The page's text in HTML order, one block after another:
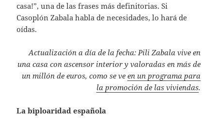
casa!”, una de las frases más definitorias. Si
Casoplón Zabala habla de necesidades, lo hará de
oídas.
Actualización a día de la fecha: Pili Zabala vive en
una casa con ascensor interior y valoradas en más de
un millón de euros, como se ve en un programa para
la promoción de las viviendas.
La biploaridad española